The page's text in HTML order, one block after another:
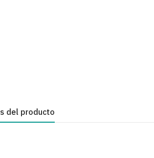
del producto